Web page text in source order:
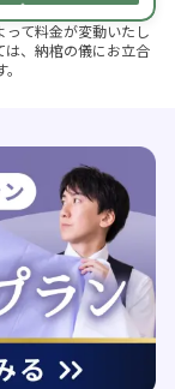
て料金が変動いたし
、納棺の儀にお立合